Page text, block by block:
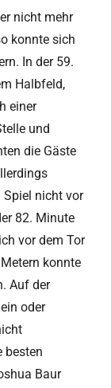
nicht mehr
konnte sich
In der 59.
Halbfeld,
einer
und
die Gäste
Spiel nicht vor
82. Minute
vor dem Tor
konnte
Auf der
oder
besten
Baur